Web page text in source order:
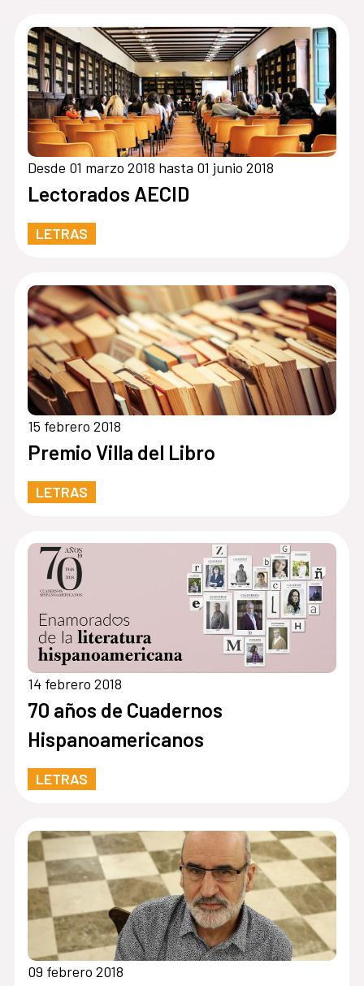
Desde 01 marzo 2018 hasta 01 junio 2018
Lectorados AECID
LETRAS
15 febrero 2018
Premio Villa del Libro
LETRAS
14 febrero 2018
70 años de Cuadernos
Hispanoamericanos
LETRAS
09 febrero 2018